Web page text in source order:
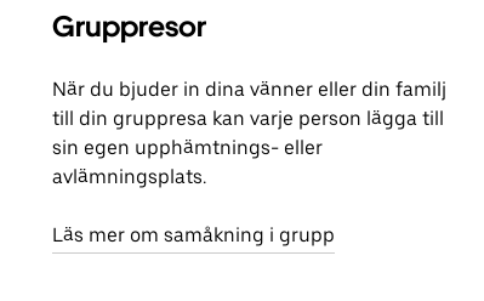
Gruppresor
När du bjuder in dina vänner eller din familj
till din gruppresa kan varje person lägga till
sin egen upphämtnings- eller
avlämningsplats.
Läs mer om samåkning i grupp